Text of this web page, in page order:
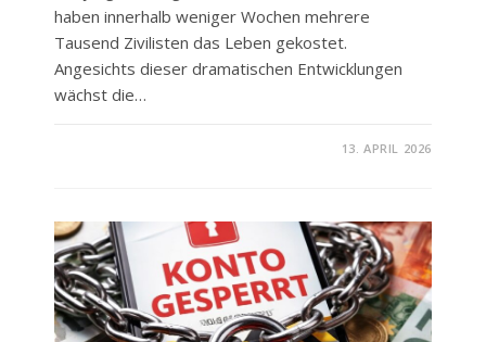
haben innerhalb weniger Wochen mehrere
Tausend Zivilisten das Leben gekostet.
Angesichts dieser dramatischen Entwicklungen
wächst die…
AKTION
MILLION
STIMMEN
FÜR
DEN
FRIEDEN“
IN
FREISING
13. APRIL 2026